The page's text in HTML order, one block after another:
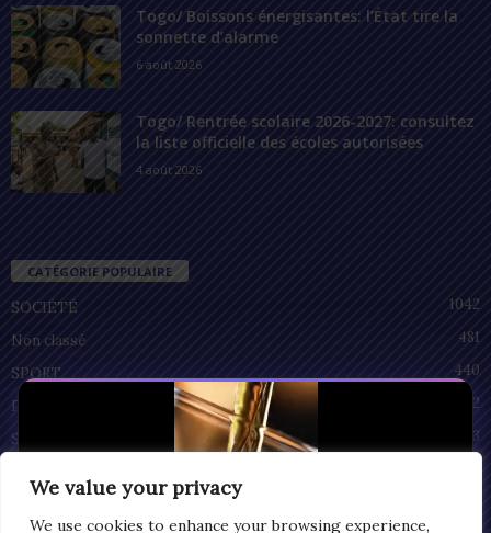
We value your privacy
We use cookies to enhance your browsing experience,
Togo/ Boissons énergisantes: l’État tire la
sonnette d’alarme
6 août 2026
Togo/ Rentrée scolaire 2026-2027: consultez
la liste officielle des écoles autorisées
4 août 2026
CATÉGORIE POPULAIRE
SOCIÉTÉ
1042
Non classé
481
SPORT
440
POLITIQUE
212
SANTÉ
93